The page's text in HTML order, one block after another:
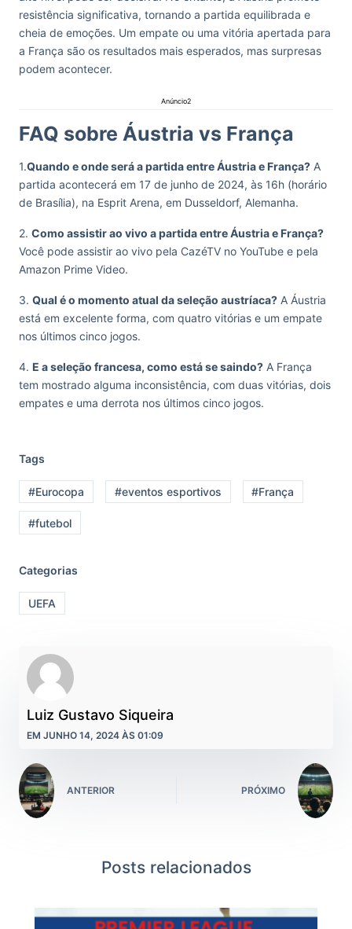
resistência significativa, tornando a partida equilibrada e
cheia de emoções. Um empate ou uma vitória apertada para
a França são os resultados mais esperados, mas surpresas
podem acontecer.
Anúncio2
FAQ sobre Áustria vs França
1.Quando e onde será a partida entre Áustria e França? A
partida acontecerá em 17 de junho de 2024, às 16h (horário
de Brasília), na Esprit Arena, em Dusseldorf, Alemanha.
2. Como assistir ao vivo a partida entre Áustria e França?
Você pode assistir ao vivo pela CazéTV no YouTube e pela
Amazon Prime Video.
3. Qual é o momento atual da seleção austríaca? A Áustria
está em excelente forma, com quatro vitórias e um empate
nos últimos cinco jogos.
4. E a seleção francesa, como está se saindo? A França
tem mostrado alguma inconsistência, com duas vitórias, dois
empates e uma derrota nos últimos cinco jogos.
Tags
#Eurocopa #eventos esportivos #França
#futebol
Categorias
UEFA
Luiz Gustavo Siqueira
EM JUNHO 14, 2024 ÀS 01:09
ANTERIOR PRÓXIMO
Posts relacionados